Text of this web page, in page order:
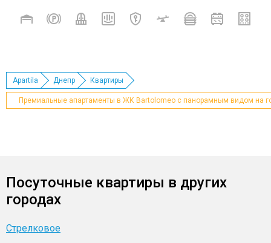
Apartila Днепр Квартиры
Премиальные апартаменты в ЖК Bartolomeo с панорамным видом на
Посуточные квартиры в других
городах
Стрелковое